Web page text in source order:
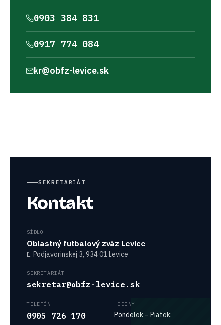
0903 384 831
0917 774 084
kr@obfz-levice.sk
SEKRETARIÁT
Kontakt
SÍDLO
Oblastný futbalový zväz Levice
Ľ. Podjavorinskej 3, 934 01 Levice
SEKRETARIÁT
sekretar@obfz-levice.sk
TELEFÓN
0905 726 170
HODINY
Pondelok – Piatok: